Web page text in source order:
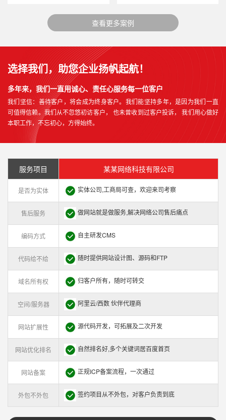
查看更多案例
选择我们，助您企业扬帆起航！
多年来，我们一直用诚心、责任心服务每一位客户
我们坚信：善待客户，将会成为终身客户。我们能坚持多年，是因为我们一直
可值得信赖。我们从不忽悠初访客户， 也未曾收到过客户投诉， 我们用心做好
本职工作，不忘初心，方得始终。
服务项目 某某网络科技有限公司
是否为实体 实体公司,工商局可查，欢迎来司考察
售后服务 做网站就是做服务,解决网络公司售后痛点
编码方式 自主研发CMS
代码给不给 随时提供网站设计图、源码和FTP
域名所有权 归客户所有，随时可转交
空间/服务器 阿里云/西数 伙伴代理商
网站扩展性 源代码开发，可拓展及二次开发
网站优化排名 自然排名好,多个关键词居百度首页
网站备案 正规ICP备案流程，一次通过
外包不外包 签约项目从不外包，对客户负责到底